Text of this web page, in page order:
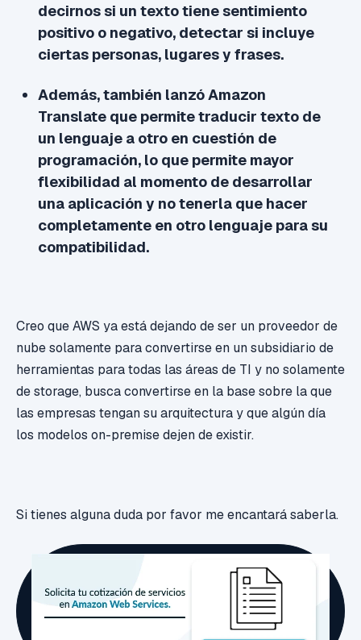
decirnos si un texto tiene sentimiento
positivo o negativo, detectar si incluye
ciertas personas, lugares y frases.
Además, también lanzó Amazon
Translate que permite traducir texto de
un lenguaje a otro en cuestión de
programación, lo que permite mayor
flexibilidad al momento de desarrollar
una aplicación y no tenerla que hacer
completamente en otro lenguaje para su
compatibilidad.
Creo que AWS ya está dejando de ser un proveedor de
nube solamente para convertirse en un subsidiario de
herramientas para todas las áreas de TI y no solamente
de storage, busca convertirse en la base sobre la que
las empresas tengan su arquitectura y que algún día
los modelos on-premise dejen de existir.
Si tienes alguna duda por favor me encantará saberla.